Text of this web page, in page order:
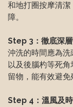
和地打圈按摩清
障。
Step 3：徹底深
沖洗的時間應為
以及後腦杓等死
留物，能有效避免
Step 4：溫風及